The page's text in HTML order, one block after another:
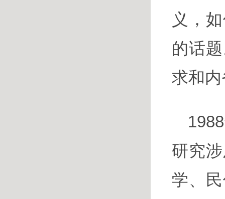
义，
的话
求和
研究
学、